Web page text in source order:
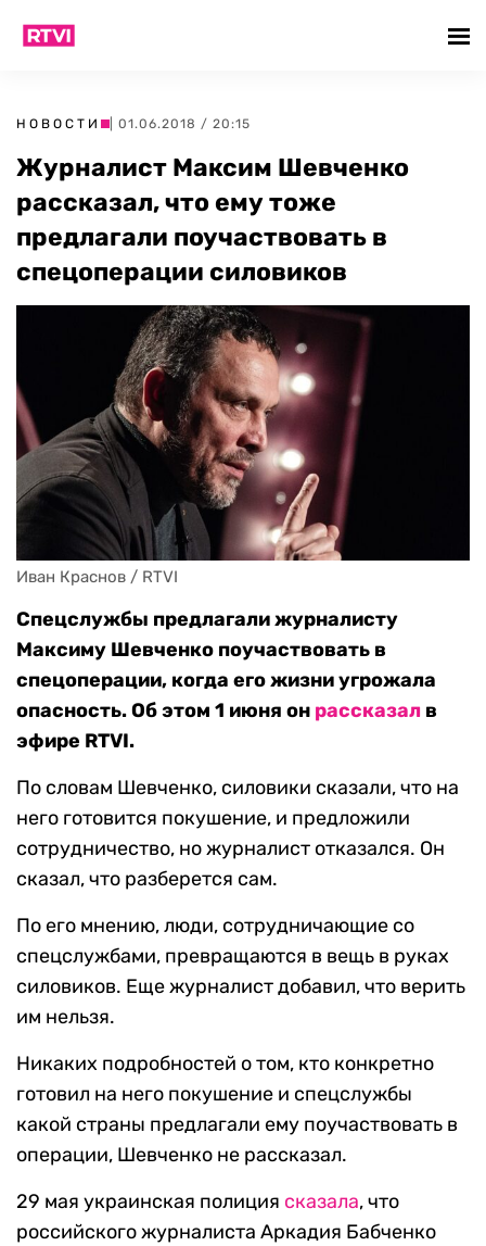
НОВОСТИ | 01.06.2018 / 20:15
Журналист Максим Шевченко
рассказал, что ему тоже
предлагали поучаствовать в
спецоперации силовиков
Иван Краснов / RTVI
Спецслужбы предлагали журналисту
Максиму Шевченко поучаствовать в
спецоперации, когда его жизни угрожала
опасность. Об этом 1 июня он рассказал в
эфире RTVI.
По словам Шевченко, силовики сказали, что на
него готовится покушение, и предложили
сотрудничество, но журналист отказался. Он
сказал, что разберется сам.
По его мнению, люди, сотрудничающие со
спецслужбами, превращаются в вещь в руках
силовиков. Еще журналист добавил, что верить
им нельзя.
Никаких подробностей о том, кто конкретно
готовил на него покушение и спецслужбы
какой страны предлагали ему поучаствовать в
операции, Шевченко не рассказал.
29 мая украинская полиция сказала, что
российского журналиста Аркадия Бабченко